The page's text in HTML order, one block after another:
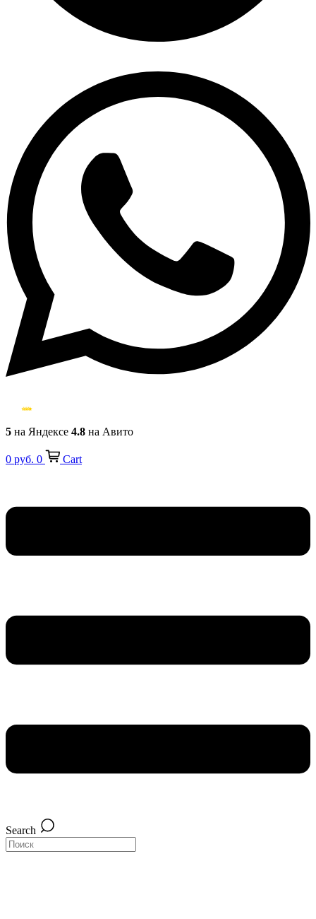
5 на Яндексе 4.8 на Авито
0 руб. 0 Cart
Search